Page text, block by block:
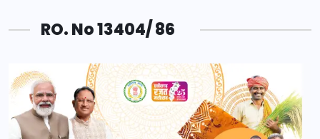
RO. No 13404/ 86